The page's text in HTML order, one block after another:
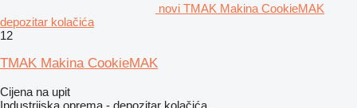
novi TMAK Makina CookieMAK
depozitar kolačića
12
TMAK Makina CookieMAK
Cijena na upit
Industrijska oprema - depozitar kolačića